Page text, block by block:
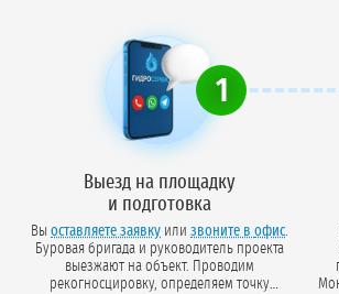
1
Выезд на площадку
и подготовка
Вы оставляете заявку или звоните в офис.
Буровая бригада и руководитель проекта
выезжают на объект. Проводим
рекогносцировку, определяем точку